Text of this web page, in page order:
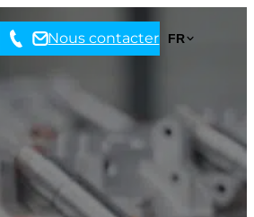
Nous appeler
Nous contacter FR